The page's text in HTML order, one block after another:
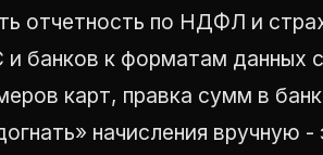
отчетность по НДФЛ и
банков к форматам данных
карт, правка сумм в
начисления вручную